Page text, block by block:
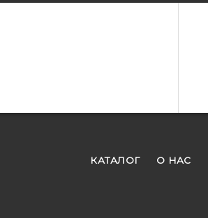
КАТАЛОГ О НАС